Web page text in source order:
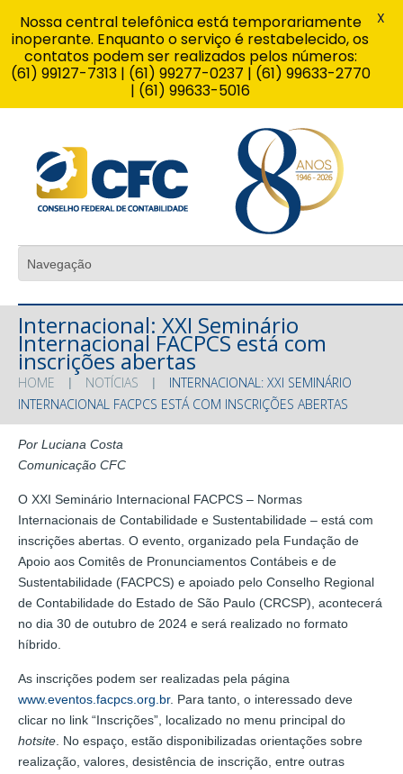
Internacional: XXI Seminário
Internacional FACPCS está com
inscrições abertas
HOME NOTÍCIAS
INTERNACIONAL: XXI SEMINÁRIO
INTERNACIONAL FACPCS ESTÁ COM INSCRIÇÕES ABERTAS
Por Luciana Costa
Comunicação CFC
O XXI Seminário Internacional FACPCS – Normas
Internacionais de Contabilidade e Sustentabilidade – está com
inscrições abertas. O evento, organizado pela Fundação de
Apoio aos Comitês de Pronunciamentos Contábeis e de
Sustentabilidade (FACPCS) e apoiado pelo Conselho Regional
de Contabilidade do Estado de São Paulo (CRCSP), acontecerá
no dia 30 de outubro de 2024 e será realizado no formato
híbrido.
As inscrições podem ser realizadas pela página
www.eventos.facpcs.org.br. Para tanto, o interessado deve
clicar no link “Inscrições”, localizado no menu principal do
hotsite . No espaço, estão disponibilizadas orientações sobre
realização, valores, desistência de inscrição, entre outras
Nossa central telefônica está temporariamente
inoperante. Enquanto o serviço é restabelecido, os
contatos podem ser realizados pelos números:
(61) 99127-7313 | (61) 99277-0237 | (61) 99633-2770
| (61) 99633-5016
X